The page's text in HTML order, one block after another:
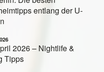
entlang der U-
2026 – Nightlife &
Tipps